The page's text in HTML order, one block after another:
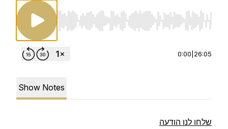
Use Left/Right to seek, Home/End to jump
0:00 26:05
Show Notes
שלחו לנו הודעה